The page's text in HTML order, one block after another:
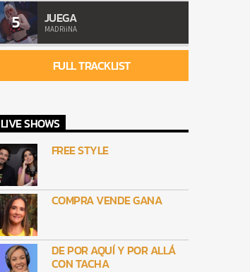
5 JUEGA
MADRiiNA
FULL TRACKLIST
LIVE SHOWS
FREE STYLE
COMPRA VENDE GANA
DE POR AQUÍ Y POR ALLÁ
CON TACHA